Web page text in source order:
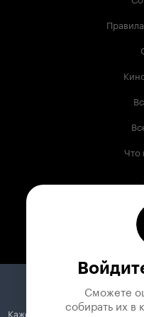
Что
Сможете
собирать их в
Кажется, вы используете